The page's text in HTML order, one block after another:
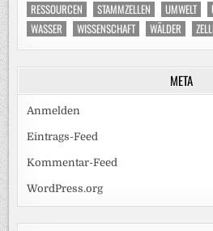
RESSOURCEN
STAMMZELLEN UMWELT
WASSER
WISSENSCHAFT WÄLDER
META
Anmelden
Eintrags-Feed
Kommentar-Feed
WordPress.org